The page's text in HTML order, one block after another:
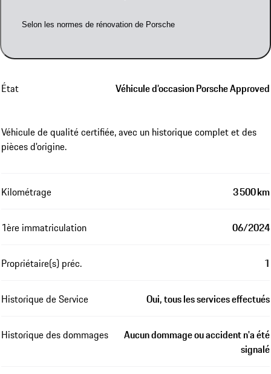
Selon les normes de rénovation de Porsche
État Véhicule d’occasion Porsche Approved
Véhicule de qualité certifiée, avec un historique complet et des
pièces d'origine.
Kilométrage 3 500 km
1ère immatriculation 06/2024
Propriétaire(s) préc. 1
Historique de Service Oui, tous les services effectués
Historique des dommages
Aucun dommage ou accident n'a été
signalé